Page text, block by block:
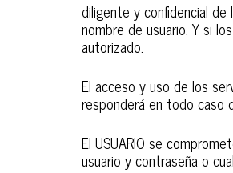
diligente y confidencial de
nombre de usuario. Y si
autorizado.
El acceso y uso de los
responderá en todo caso
El USUARIO se
usuario y contraseña o